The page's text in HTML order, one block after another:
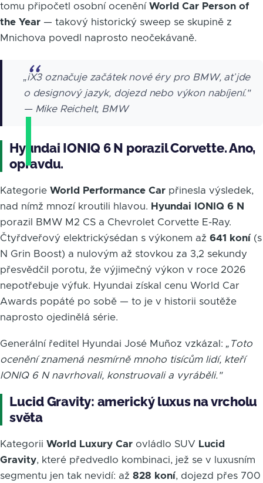
tomu připočetl osobní ocenění World Car Person of
the Year — takový historický sweep se skupině z
Mnichova povedl naprosto neočekávaně.
„iX3 označuje začátek nové éry pro BMW, ať jde
o designový jazyk, dojezd nebo výkon nabíjení."
— Mike Reichelt, BMW
Hyundai IONIQ 6 N porazil Corvette. Ano,
opravdu.
Kategorie World Performance Car přinesla výsledek,
nad nímž mnozí kroutili hlavou. Hyundai IONIQ 6 N
porazil BMW M2 CS a Chevrolet Corvette E-Ray.
Čtyřdveřový elektrickýsédan s výkonem až 641 koní (s
N Grin Boost) a nulovým až stovkou za 3,2 sekundy
přesvědčil porotu, že výjimečný výkon v roce 2026
nepotřebuje výfuk. Hyundai získal cenu World Car
Awards popáté po sobě — to je v historii soutěže
naprosto ojedinělá série.
Generální ředitel Hyundai José Muñoz vzkázal: „Toto
ocenění znamená nesmírně mnoho tisícům lidí, kteří
IONIQ 6 N navrhovali, konstruovali a vyráběli."
Lucid Gravity: americký luxus na vrcholu
světa
Kategorii World Luxury Car ovládlo SUV Lucid
Gravity, které předvedlo kombinaci, jež se v luxusním
segmentu jen tak nevidí: až 828 koní, dojezd přes 700